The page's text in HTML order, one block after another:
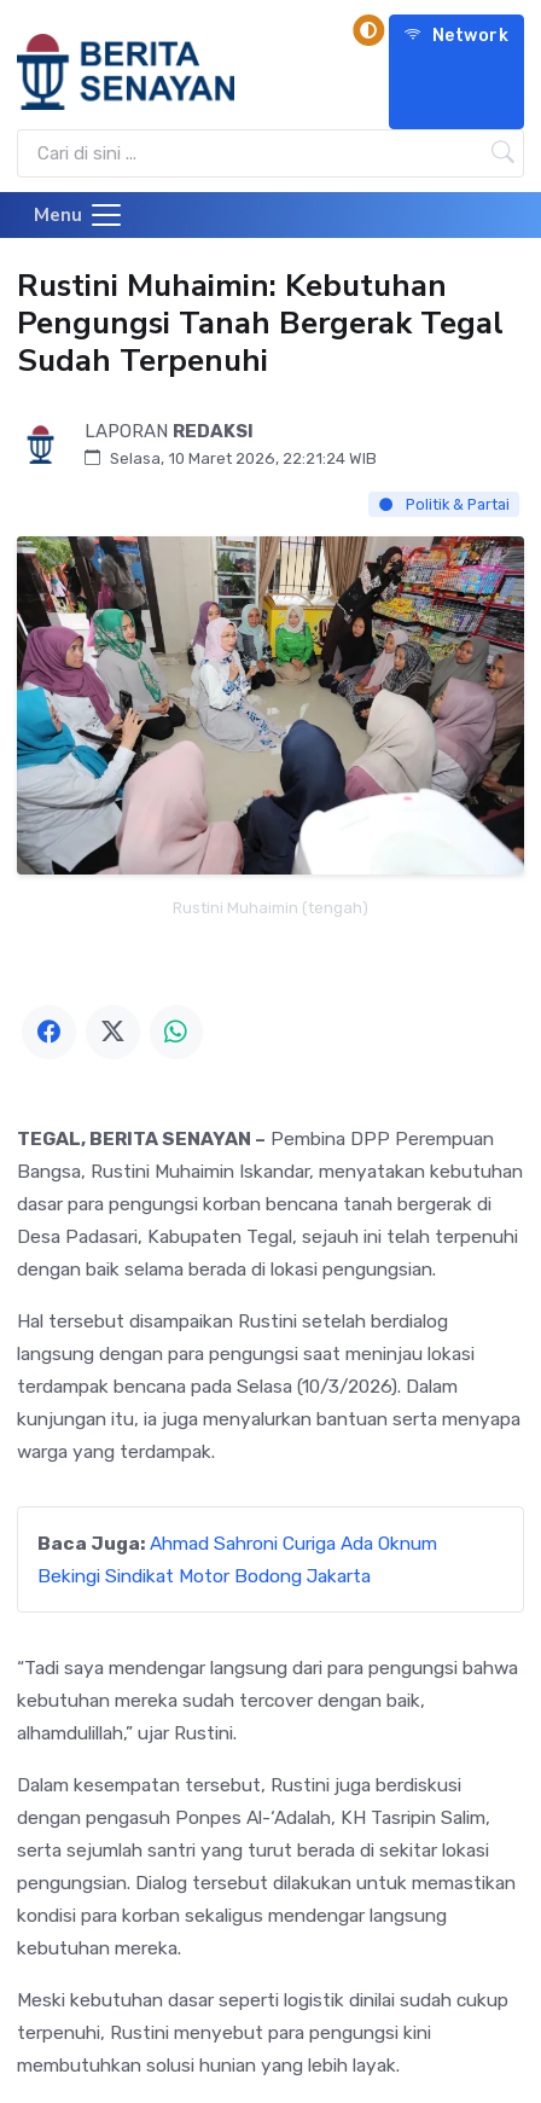
Network
Menu
Rustini Muhaimin: Kebutuhan
Pengungsi Tanah Bergerak Tegal
Sudah Terpenuhi
LAPORAN REDAKSI
Selasa, 10 Maret 2026, 22:21:24 WIB
Politik & Partai
Rustini Muhaimin (tengah)
TEGAL, BERITA SENAYAN – Pembina DPP Perempuan
Bangsa, Rustini Muhaimin Iskandar, menyatakan kebutuhan
dasar para pengungsi korban bencana tanah bergerak di
Desa Padasari, Kabupaten Tegal, sejauh ini telah terpenuhi
dengan baik selama berada di lokasi pengungsian.
Hal tersebut disampaikan Rustini setelah berdialog
langsung dengan para pengungsi saat meninjau lokasi
terdampak bencana pada Selasa (10/3/2026). Dalam
kunjungan itu, ia juga menyalurkan bantuan serta menyapa
warga yang terdampak.
Baca Juga: Ahmad Sahroni Curiga Ada Oknum
Bekingi Sindikat Motor Bodong Jakarta
“Tadi saya mendengar langsung dari para pengungsi bahwa
kebutuhan mereka sudah tercover dengan baik,
alhamdulillah,” ujar Rustini.
Dalam kesempatan tersebut, Rustini juga berdiskusi
dengan pengasuh Ponpes Al-‘Adalah, KH Tasripin Salim,
serta sejumlah santri yang turut berada di sekitar lokasi
pengungsian. Dialog tersebut dilakukan untuk memastikan
kondisi para korban sekaligus mendengar langsung
kebutuhan mereka.
Meski kebutuhan dasar seperti logistik dinilai sudah cukup
terpenuhi, Rustini menyebut para pengungsi kini
membutuhkan solusi hunian yang lebih layak.